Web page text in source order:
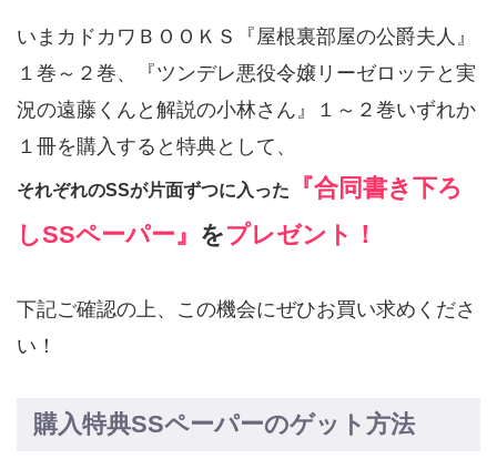
いまカドカワＢＯＯＫＳ『屋根裏部屋の公爵夫人』
１巻～２巻、『ツンデレ悪役令嬢リーゼロッテと実
況の遠藤くんと解説の小林さん』１～２巻いずれか
１冊を購入すると特典として、
それぞれのSSが片面ずつに入った 『合同書き下ろ
しSSペーパー』 をプレゼント！
下記ご確認の上、この機会にぜひお買い求めくださ
い！
購入特典SSペーパーのゲット方法